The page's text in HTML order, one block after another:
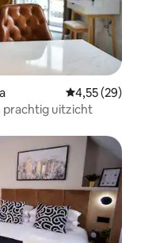
Gemiddelde
4,55 (29)
prachtig uitzicht